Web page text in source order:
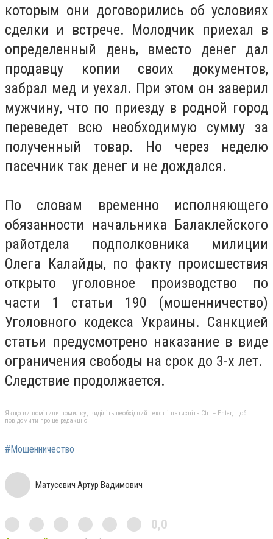
которым они договорились об условиях
сделки и встрече. Молодчик приехал в
определенный день, вместо денег дал
продавцу копии своих документов,
забрал мед и уехал. При этом он заверил
мужчину, что по приезду в родной город
переведет всю необходимую сумму за
полученный товар. Но через неделю
пасечник так денег и не дождался.
По словам временно исполняющего
обязанности начальника Балаклейского
райотдела подполковника милиции
Олега Калайды, по факту происшествия
открыто уголовное производство по
части 1 статьи 190 (мошенничество)
Уголовного кодекса Украины. Санкцией
статьи предусмотрено наказание в виде
ограничения свободы на срок до 3-х лет.
Следствие продолжается.
Якщо ви помітили помилку, виділіть необхідний текст і натисніть Ctrl + Enter, щоб
повідомити про це редакцію
#Мошенничество
Матусевич Артур Вадимович
0,0